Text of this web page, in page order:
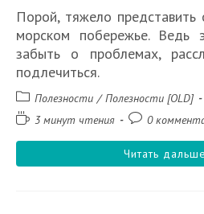
Порой, тяжело
морском побережье. Ведь
забыть о проблемах,
подлечиться.
Рубрика
записи:
Полезности / Полезности [OLD]
Время3 минут чтения
Комментарии
записи:
0
Читать дальше